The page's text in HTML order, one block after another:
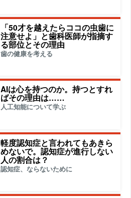
「50才を越えたらココの虫歯に
注意せよ」と歯科医師が指摘す
る部位とその理由
歯の健康を考える
AIは心を持つのか。持つとすれ
ばその理由は……
人工知能について学ぶ
軽度認知症と言われてもあきら
めないで。認知症が進行しない
人の割合は？
認知症、ならないために